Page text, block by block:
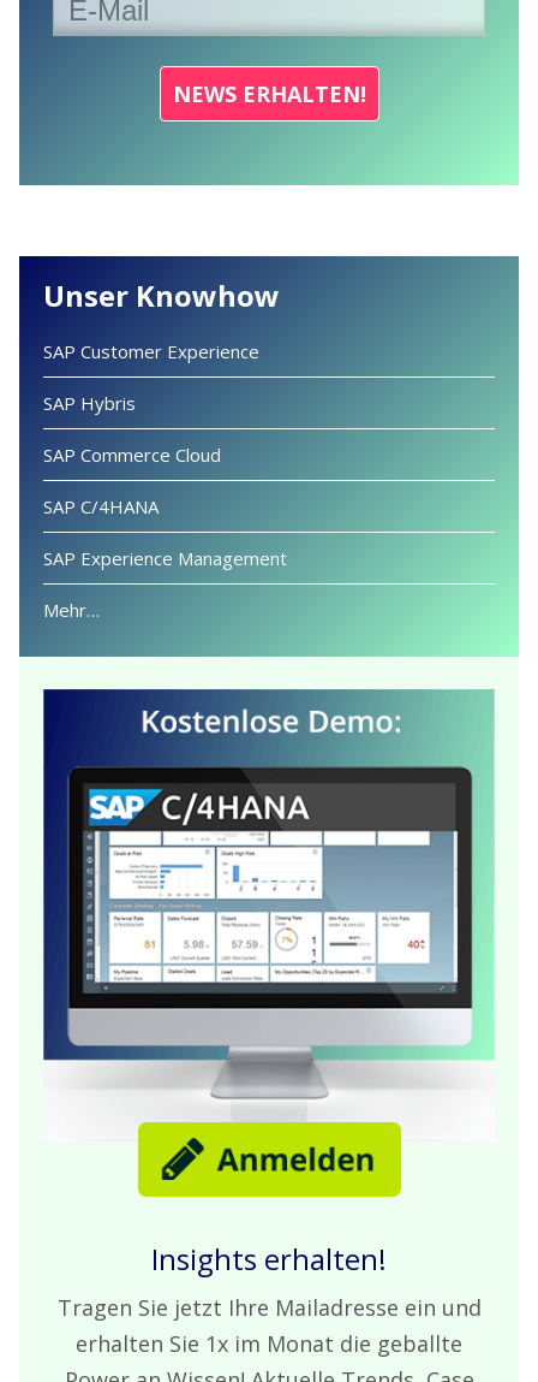
Unser Knowhow
SAP Customer Experience
SAP Hybris
SAP Commerce Cloud
SAP C/4HANA
SAP Experience Management
Mehr…
Insights erhalten!
Tragen Sie jetzt Ihre Mailadresse ein und
erhalten Sie 1x im Monat die geballte